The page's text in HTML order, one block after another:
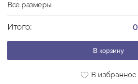
Все размеры
Итого: 0
В корзину
В избранное